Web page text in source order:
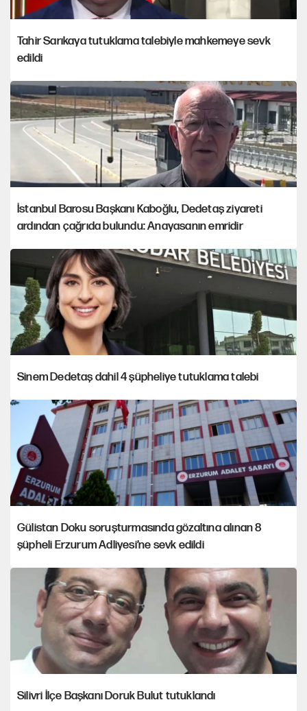
Tahir Sarıkaya tutuklama talebiyle mahkemeye sevk
edildi
İstanbul Barosu Başkanı Kaboğlu, Dedetaş ziyareti
ardından çağrıda bulundu: Anayasanın emridir
Sinem Dedetaş dahil 4 şüpheliye tutuklama talebi
Gülistan Doku soruşturmasında gözaltına alınan 8
şüpheli Erzurum Adliyesi’ne sevk edildi
Silivri İlçe Başkanı Doruk Bulut tutuklandı